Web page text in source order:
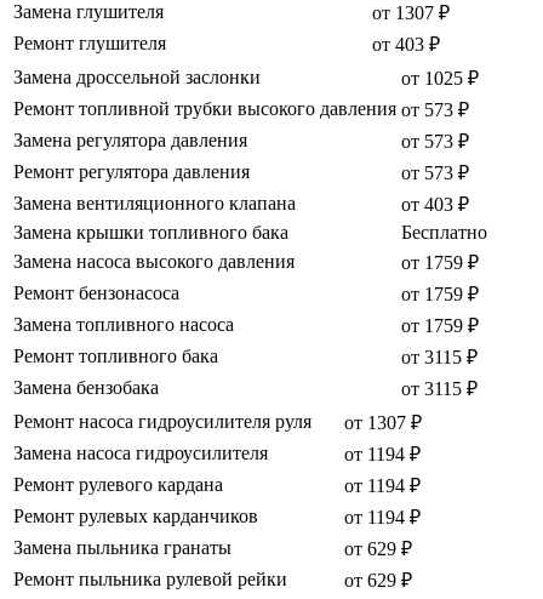
Замена глушителя
от 1307 ₽
Ремонт глушителя
от 403 ₽
Замена дроссельной заслонки
от 1025 ₽
Ремонт топливной трубки высокого давления от 573 ₽
Замена регулятора давления
от 573 ₽
Ремонт регулятора давления
от 573 ₽
Замена вентиляционного клапана
от 403 ₽
Замена крышки топливного бака
Бесплатно
Замена насоса высокого давления
от 1759 ₽
Ремонт бензонасоса
от 1759 ₽
Замена топливного насоса
от 1759 ₽
Ремонт топливного бака
от 3115 ₽
Замена бензобака
от 3115 ₽
Ремонт насоса гидроусилителя руля
от 1307 ₽
Замена насоса гидроусилителя
от 1194 ₽
Ремонт рулевого кардана
от 1194 ₽
Ремонт рулевых карданчиков
от 1194 ₽
Замена пыльника гранаты
от 629 ₽
Ремонт пыльника рулевой рейки
от 629 ₽